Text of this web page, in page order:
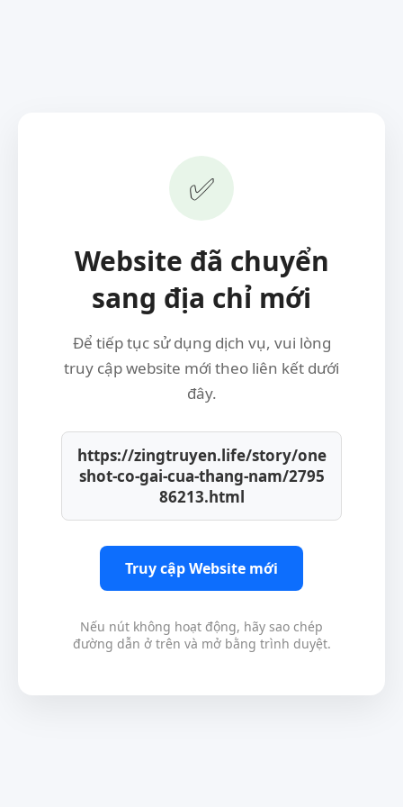
✅
Website đã chuyển
sang địa chỉ mới
Để tiếp tục sử dụng dịch vụ, vui lòng
truy cập website mới theo liên kết dưới
đây.
https://zingtruyen.life/story/one
shot-co-gai-cua-thang-nam/2795
86213.html
Truy cập Website mới
Nếu nút không hoạt động, hãy sao chép
đường dẫn ở trên và mở bằng trình duyệt.